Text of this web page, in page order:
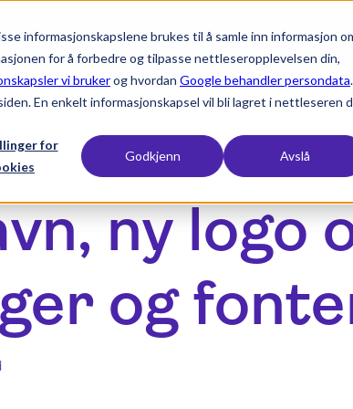
informasjonskapslene brukes til å samle inn informasjon
for å forbedre og tilpasse nettleseropplevelsen din,
vi brukerog hvordan Google behandler persondata.
En enkelt informasjonskapsel vil bli lagret i nettleseren
for
Godkjenn Avslå
Produkterexpand_more Bransjerexpand_more Ressurserexpand_more
ny logo
og